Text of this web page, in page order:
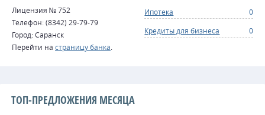
Лицензия № 752
Телефон: (8342) 29-79-79
Город: Саранск
Перейти на страницу банка
Ипотека
0
Кредиты для бизнеса
0
ТОП-ПРЕДЛОЖЕНИЯ МЕСЯЦА